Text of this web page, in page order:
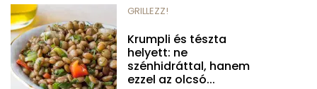
GRILLEZZ!
Krumpli és tészta
helyett: ne
szénhidráttal, hanem
ezzel az olcsó...